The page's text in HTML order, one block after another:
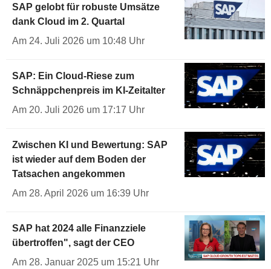
SAP gelobt für robuste Umsätze
dank Cloud im 2. Quartal
Am 24. Juli 2026 um 10:48 Uhr
SAP: Ein Cloud-Riese zum
Schnäppchenpreis im KI-Zeitalter
Am 20. Juli 2026 um 17:17 Uhr
Zwischen KI und Bewertung: SAP
ist wieder auf dem Boden der
Tatsachen angekommen
Am 28. April 2026 um 16:39 Uhr
SAP hat 2024 alle Finanzziele
übertroffen", sagt der CEO
Am 28. Januar 2025 um 15:21 Uhr